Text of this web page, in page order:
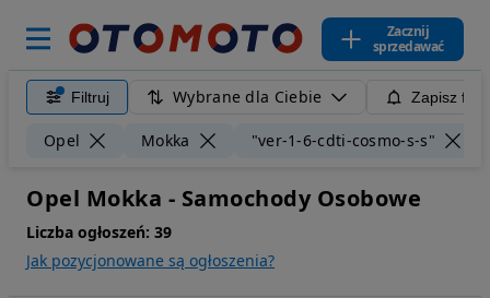
Zacznij
sprzedawać
Filtruj Wybrane dla Ciebie Zapisz
Opel Mokka "ver-1-6-cdti-cosmo-s-s"
Opel Mokka - Samochody Osobowe
Liczba ogłoszeń: 39
Jak pozycjonowane są ogłoszenia?